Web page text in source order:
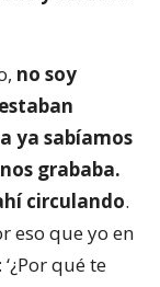
no soy
ya sabíamos
grababa.
circulando.
eso que yo en
qué te